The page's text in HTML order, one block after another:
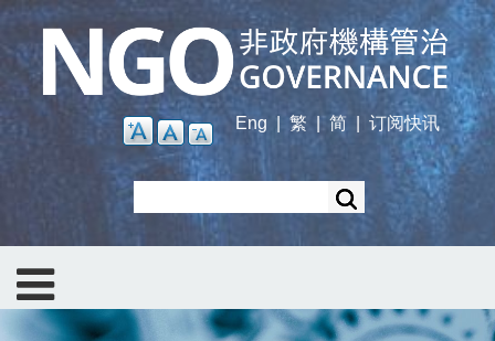
Skip
main
content
Eng
繁 | 简 订阅快讯